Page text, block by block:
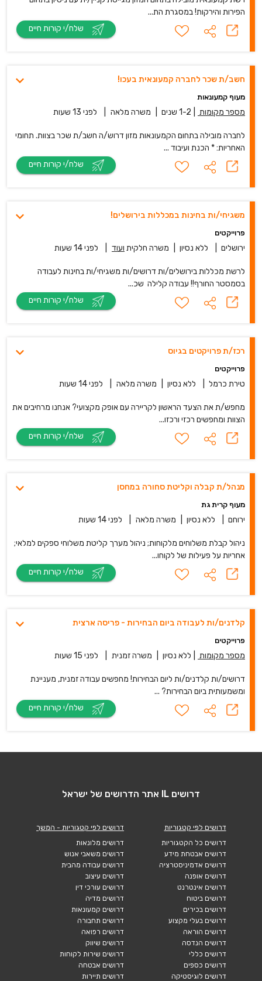
הפירות והירקות! במסגרת הת...
חשב/ת שכר לחברה קמעונאית בעכו!
מעוף קמעונאות
מספר מקומות 1-2 שנים משרה מלאה לפני 13 שעות
לחברה מובילה בתחום הקמעונאות מזון דרוש/ה חשב/ת שכר בצוות. תחומי
האחריות: * הכנת ועיבוד ...
משגיחי/ות בחינות במכללות בירושלים!
פרוייקטים
ירושלים ללא נסיון משרה חלקית ועוד לפני 14 שעות
לרשת מכללות בירושלים/ות דרושים/ות משגיחי/ות בחינות לעבודה
בסמסטר החורף!! עבודה קלילה שכ...
רכז/ת פרויקטים בגיוס
פרוייקטים
טירת כרמל ללא נסיון משרה מלאה לפני 14 שעות
מחפש/ת את הצעד הראשון לקריירה עם אופק מקצועי? אנחנו מרחיבים את
הצוות ומחפשים רכזי ורכזו...
מנהל/ת קבלה וקליטת סחורה במחסן
מעוף קרית גת
ירוחם ללא נסיון משרה מלאה לפני 14 שעות
ניהול קבלת משלוחים מלקוחות; ניהול מערך קליטת משלוחי ספקים למלאי;
אחריות על פעילות של לקוחו...
קלדנים/ות לעבודה ביום הבחירות - פריסה ארצית
פרוייקטים
מספר מקומות ללא נסיון משרה זמנית לפני 15 שעות
דרושים/ות קלדנים/ות ליום הבחירות! מחפשים עבודה זמנית, מעניינת
ומשמעותית ביום הבחירות? ...
דרושים IL אתר הדרושים של ישראל
דרושים לפי קטגוריות
דרושים כל הקטגוריות
דרושים אבטחת מידע
דרושים אדמיניסטרציה
דרושים אופנה
דרושים אינטרנט
דרושים ביטוח
דרושים בכירים
דרושים בעלי מקצוע
דרושים הוראה
דרושים הנדסה
דרושים כללי
דרושים כספים
דרושים לוגיסטיקה
דרושים לפי קטגוריות - המשך
דרושים מלונאות
דרושים משאבי אנוש
דרושים עבודה מהבית
דרושים עיצוב
דרושים עורכי דין
דרושים מדיה
דרושים קמעונאות
דרושים תחבורה
דרושים רפואה
דרושים שיווק
דרושים שירות לקוחות
דרושים אבטחה
דרושים תיירות